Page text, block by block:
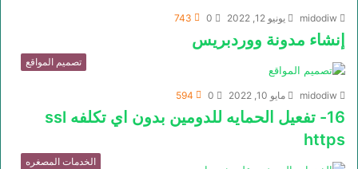
midodiw يونيو 12, 2022 0
743
إنشاء مدونة ووردبريس
تصميم المواقع
midodiw مايو 10, 2022 0
594
16- تفعيل الحمايه للدومين بدون اي تكلفه ssl
https
الخدمات المصغره